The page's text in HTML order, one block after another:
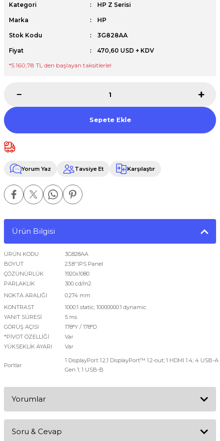
Kategori HP Z Serisi
Marka HP
Stok Kodu 3G828AA
Fiyat
470,60 USD + KDV
*5.160,78 TL den başlayan taksitlerle!
Sepete Ekle
Yorum Yaz Tavsiye Et Karşılaştır
Ürün Bilgisi
ÜRÜN KODU
3G828AA
BOYUT
23.8''IPS Panel
ÇÖZÜNÜRLÜK
1920x1080
PARLAKLIK
300 cd/m2
NOKTA ARALIĞI
0.274 mm
KONTRAST
1000:1 static; 10000000:1 dynamic
YANIT SÜRESİ
5 ms
GÖRÜŞ AÇISI
178°Y / 178°D
*PİVOT ÖZELLİĞİ
Var
YÜKSEKLİK AYARI
Var
Portlar
1 DisplayPort 1.2,1 DisplayPort™ 1.2-out; 1 HDMI 1.4; 4 USB-A
Gen 1; 1 USB-B
Yorumlar
Soru & Cevap